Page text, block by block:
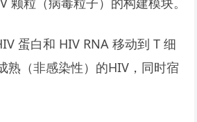
蛋白和 HIV RNA 移动到 T 细
熟（非感染性）的HIV，同时宿